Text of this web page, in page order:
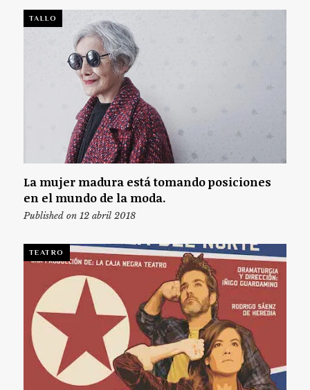
TALLO
La mujer madura está tomando posiciones
en el mundo de la moda.
Published on 12 abril 2018
TEATRO